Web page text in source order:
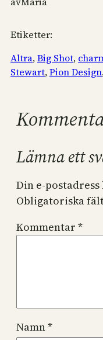
Etiketter:
Altra, Big Shot,
Stewart, Pion Design
Lämna ett
Din e-
Obligatoriska
Kommentar *
Namn*